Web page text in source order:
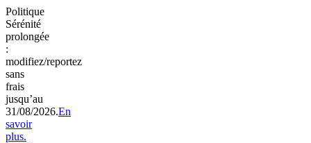
Politique
Sérénité
prolongée
:
modifiez/reportez
sans
frais
jusqu’au
31/08/2026.En
savoir
plus.